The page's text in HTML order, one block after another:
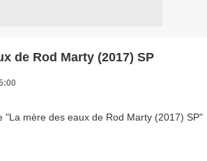
de Rod Marty (2017) SP